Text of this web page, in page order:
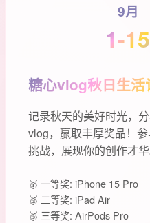
9月
1-15
糖心vlog秋日生活
记录秋天的美好时光，
vlog，赢取丰厚奖品！
挑战，展现你的创作才华
🥇 一等奖: iPhone 15 Pro
🥈 二等奖: iPad Air
🥉 三等奖: AirPods Pro